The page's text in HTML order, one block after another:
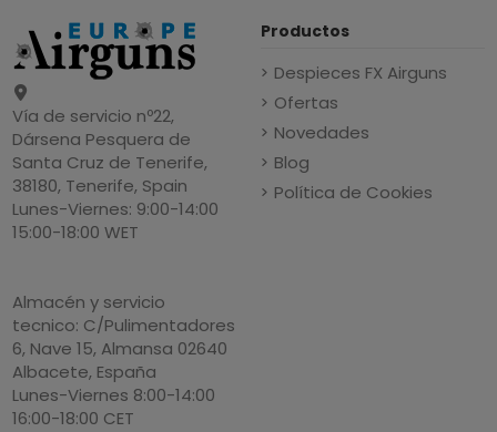
Vía de servicio nº22,
Dársena Pesquera de
Santa Cruz de Tenerife,
38180, Tenerife, Spain
Lunes-Viernes: 9:00-14:00
15:00-18:00 WET
Almacén y servicio
tecnico: C/Pulimentadores
6, Nave 15, Almansa 02640
Albacete, España
Lunes-Viernes 8:00-14:00
16:00-18:00 CET
Productos
Despieces FX Airguns
Ofertas
Novedades
Blog
Política de Cookies